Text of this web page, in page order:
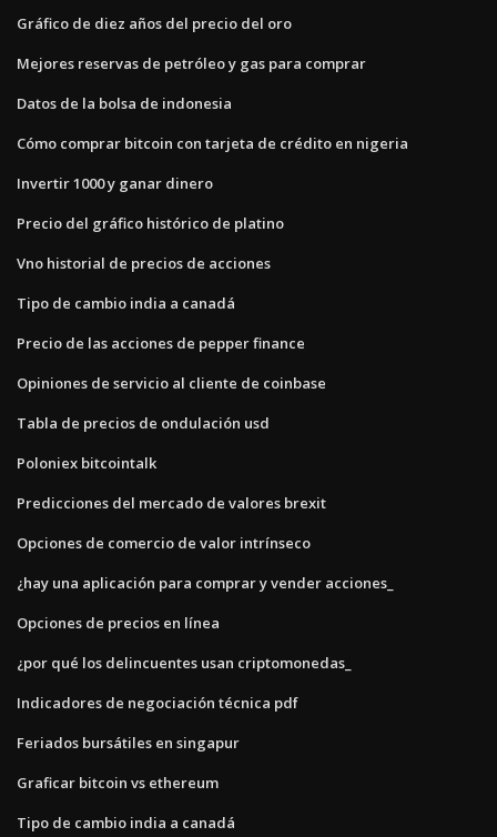
Gráfico de diez años del precio del oro
Mejores reservas de petróleo y gas para comprar
Datos de la bolsa de indonesia
Cómo comprar bitcoin con tarjeta de crédito en nigeria
Invertir 1000 y ganar dinero
Precio del gráfico histórico de platino
Vno historial de precios de acciones
Tipo de cambio india a canadá
Precio de las acciones de pepper finance
Opiniones de servicio al cliente de coinbase
Tabla de precios de ondulación usd
Poloniex bitcointalk
Predicciones del mercado de valores brexit
Opciones de comercio de valor intrínseco
¿hay una aplicación para comprar y vender acciones_
Opciones de precios en línea
¿por qué los delincuentes usan criptomonedas_
Indicadores de negociación técnica pdf
Feriados bursátiles en singapur
Graficar bitcoin vs ethereum
Tipo de cambio india a canadá